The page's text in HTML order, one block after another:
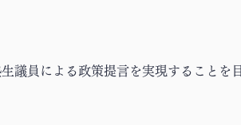
議員による政策提言を実現することを